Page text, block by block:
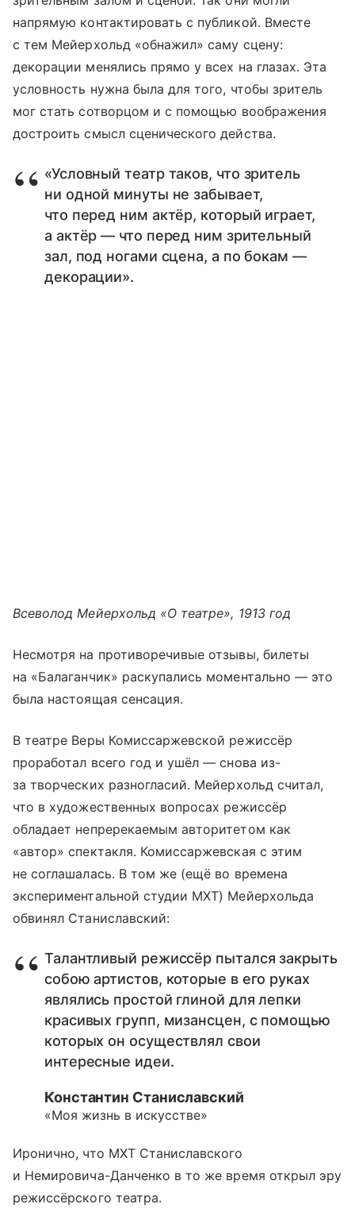
напрямую контактировать с публикой. Вместе
с тем Мейерхольд «обнажил» саму сцену:
декорации менялись прямо у всех на глазах. Эта
условность нужна была для того, чтобы зритель
мог стать сотворцом и с помощью воображения
достроить смысл сценического действа.
«Условный театр таков, что зритель
ни одной минуты не забывает,
что перед ним актёр, который играет,
а актёр — что перед ним зрительный
зал, под ногами сцена, а по бокам —
декорации».
Всеволод Мейерхольд «О театре», 1913 год
Несмотря на противоречивые отзывы, билеты
на «Балаганчик» раскупались моментально — это
была настоящая сенсация.
В театре Веры Комиссаржевской режиссёр
проработал всего год и ушёл — снова из-
за творческих разногласий. Мейерхольд считал,
что в художественных вопросах режиссёр
обладает непререкаемым авторитетом как
«автор» спектакля. Комиссаржевская с этим
не соглашалась. В том же (ещё во времена
экспериментальной студии МХТ) Мейерхольда
обвинял Станиславский:
Талантливый режиссёр пытался закрыть
собою артистов, которые в его руках
являлись простой глиной для лепки
красивых групп, мизансцен, с помощью
которых он осуществлял свои
интересные идеи.
Константин Станиславский
«Моя жизнь в искусстве»
Иронично, что МХТ Станиславского
и Немировича-Данченко в то же время открыл эру
режиссёрского театра.